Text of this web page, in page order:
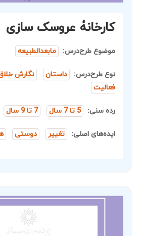
کارخانۀ عروسک سازی
موضوع طرح‌درس: مابعدالطبیعه
نوع طرح‌درس: داستان نگارش
فعالیت
رده سنی: 5 تا 7 سال 7 تا 9 سال
ایده‌های اصلی: تغییر دوستی